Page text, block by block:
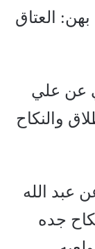
العتاق
عن علي
والنكاح
عبد الله
جده